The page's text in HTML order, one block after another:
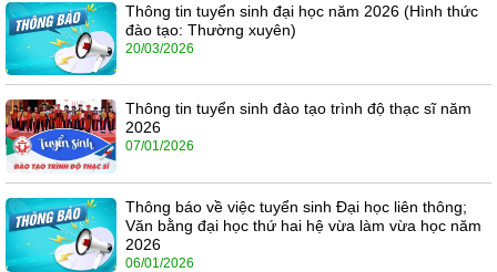
Thông tin tuyển sinh đại học năm 2026 (Hình thức
đào tạo: Thường xuyên)
20/03/2026
Thông tin tuyển sinh đào tạo trình độ thạc sĩ năm
2026
07/01/2026
Thông báo về việc tuyển sinh Đại học liên thông;
Văn bằng đại học thứ hai hệ vừa làm vừa học năm
2026
06/01/2026